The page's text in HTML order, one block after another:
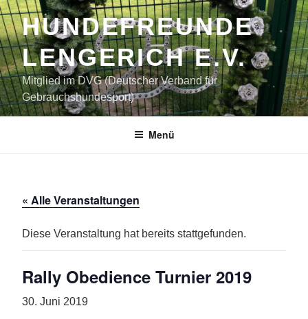
Zum
Inhalt
springenHUNDEFREUNDE
LENGERICH E.V.
Mitglied im DVG (Deutscher Verband für
Gebrauchshundesport)
Menü
« Alle Veranstaltungen
Diese Veranstaltung hat bereits stattgefunden.
Rally Obedience Turnier 2019
30. Juni 2019